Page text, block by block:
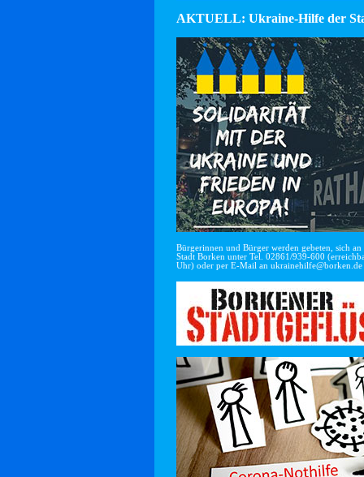
AKTUELL: Ukraine-Hilfe der
Bürgerinnen und Bürger werden gebeten, sich
Stadt Borken unter Tel. 02861/939-600
Uhr) oder per E-Mail an ukrainehilfe@borken.de